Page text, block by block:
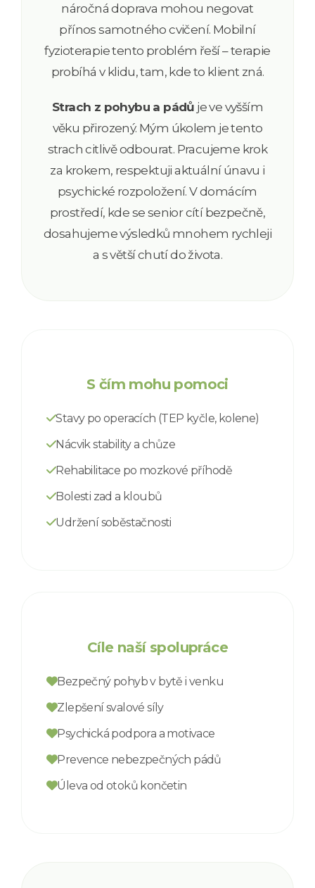
náročná doprava mohou negovat
přínos samotného cvičení. Mobilní
fyzioterapie tento problém řeší – terapie
probíhá v klidu, tam, kde to klient zná.
Strach z pohybu a pádů je ve vyšším
věku přirozený. Mým úkolem je tento
strach citlivě odbourat. Pracujeme krok
za krokem, respektuji aktuální únavu i
psychické rozpoložení. V domácím
prostředí, kde se senior cítí bezpečně,
dosahujeme výsledků mnohem rychleji
a s větší chutí do života.
S čím mohu pomoci
Stavy po operacích (TEP kyčle, kolene)
Nácvik stability a chůze
Rehabilitace po mozkové příhodě
Bolesti zad a kloubů
Udržení soběstačnosti
Cíle naší spolupráce
Bezpečný pohyb v bytě i venku
Zlepšení svalové síly
Psychická podpora a motivace
Prevence nebezpečných pádů
Úleva od otoků končetin